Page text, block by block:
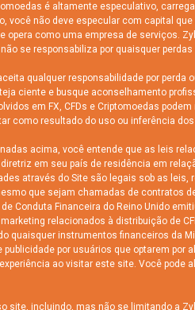
é altamente especulativo,
você não deve especular com capital
opera como uma empresa de serviços.
se responsabiliza por quaisquer
aceita qualquer responsabilidade por
ciente e busque aconselhamento
em FX, CFDs e Criptomoedas
como resultado do uso ou inferência
acima, você entende que as leis
em seu país de residência em
através do Site são legais sob as
que sejam chamadas de
Conduta Financeira do Reino Unido
relacionados à distribuição de
quaisquer instrumentos financeiros da
publicidade por usuários que optarem
ao visitar este site. Você
site, incluindo, mas não se limitando a